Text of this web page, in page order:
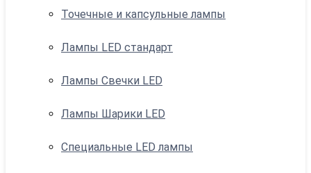
Точечные и капсульные лампы
Лампы LED стандарт
Лампы Свечки LED
Лампы Шарики LED
Специальные LED лампы